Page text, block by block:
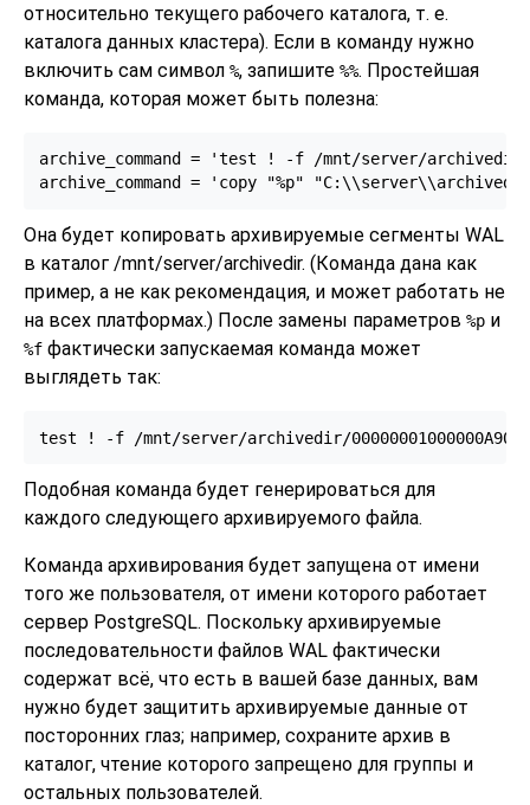
относительно текущего рабочего каталога, т. е.
каталога данных кластера). Если в команду нужно
включить сам символ %, запишите %%. Простейшая
команда, которая может быть полезна:
archive_command = 'test ! -f /mnt/server/
archive_command = 'copy "%p"
Она будет копировать архивируемые сегменты WAL
в каталог /mnt/server/archivedir. (Команда дана как
пример, а не как рекомендация, и может работать не
на всех платформах.) После замены параметров %p и
%f фактически запускаемая команда может
выглядеть так:
test ! -f /mnt/server/archivedir/
Подобная команда будет генерироваться для
каждого следующего архивируемого файла.
Команда архивирования будет запущена от имени
того же пользователя, от имени которого работает
сервер PostgreSQL. Поскольку архивируемые
последовательности файлов WAL фактически
содержат всё, что есть в вашей базе данных, вам
нужно будет защитить архивируемые данные от
посторонних глаз; например, сохраните архив в
каталог, чтение которого запрещено для группы и
остальных пользователей.